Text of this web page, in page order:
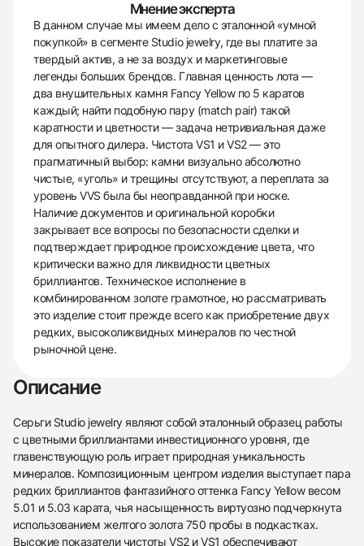
Мнение эксперта
В данном случае мы имеем дело с эталонной «умной
покупкой» в сегменте Studio jewelry, где вы платите за
твердый актив, а не за воздух и маркетинговые
легенды больших брендов. Главная ценность лота —
два внушительных камня Fancy Yellow по 5 каратов
каждый; найти подобную пару (match pair) такой
каратности и цветности — задача нетривиальная даже
для опытного дилера. Чистота VS1 и VS2 — это
прагматичный выбор: камни визуально абсолютно
чистые, «уголь» и трещины отсутствуют, а переплата за
уровень VVS была бы неоправданной при носке.
Наличие документов и оригинальной коробки
закрывает все вопросы по безопасности сделки и
подтверждает природное происхождение цвета, что
критически важно для ликвидности цветных
бриллиантов. Техническое исполнение в
комбинированном золоте грамотное, но рассматривать
это изделие стоит прежде всего как приобретение двух
редких, высоколиквидных минералов по честной
рыночной цене.
Описание
Серьги Studio jewelry являют собой эталонный образец работы
с цветными бриллиантами инвестиционного уровня, где
главенствующую роль играет природная уникальность
минералов. Композиционным центром изделия выступает пара
редких бриллиантов фантазийного оттенка Fancy Yellow весом
5.01 и 5.03 карата, чья насыщенность виртуозно подчеркнута
использованием желтого золота 750 пробы в подкастках.
Высокие показатели чистоты VS2 и VS1 обеспечивают